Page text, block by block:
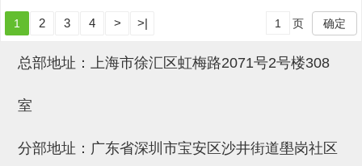
1 2 3 4 > >| 页 确定
总部地址：上海市徐汇区虹梅路2071号2号楼308
室
分部地址：广东省深圳市宝安区沙井街道壆岗社区
交换用吸盘
吸着金具(细微型、微型)
吸着金具(附保持机能)